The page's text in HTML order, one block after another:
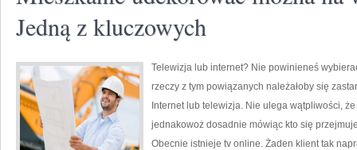
Jedną z kluczowych
Telewizja lub internet? Nie powinieneś
rzeczy z tym powiązanych należałoby się
Internet lub telewizja. Nie ulega wątpliwości,
jednakowoż dosadnie mówiąc kto się
Obecnie istnieje tv online. Żaden klient tak